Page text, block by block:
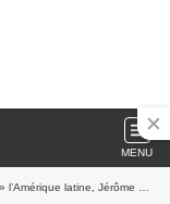
MENU
latine, Jérôme Blanchet-Gravel